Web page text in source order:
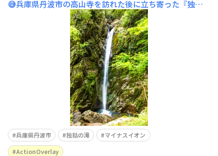
😅兵庫県丹波市の高山寺を訪れた後に立ち寄った『独鈷
兵庫県丹波市 独鈷の滝
マイナスイオン
ActionOverlay